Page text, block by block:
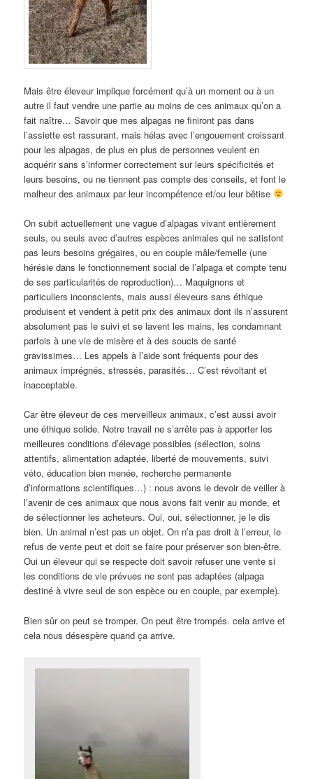
Mais être éleveur implique forcément qu’à un moment ou à un
autre il faut vendre une partie au moins de ces animaux qu’on a
fait naître… Savoir que mes alpagas ne finiront pas dans
l’assiette est rassurant, mais hélas avec l’engouement croissant
pour les alpagas, de plus en plus de personnes veulent en
acquérir sans s’informer correctement sur leurs spécificités et
leurs besoins, ou ne tiennent pas compte des conseils, et font le
malheur des animaux par leur incompétence et/ou leur bêtise
On subit actuellement une vague d’alpagas vivant entièrement
seuls, ou seuls avec d’autres espèces animales qui ne satisfont
pas leurs besoins grégaires, ou en couple mâle/femelle (une
hérésie dans le fonctionnement social de l’alpaga et compte tenu
de ses particularités de reproduction)… Maquignons et
particuliers inconscients, mais aussi éleveurs sans éthique
produisent et vendent à petit prix des animaux dont ils n’assurent
absolument pas le suivi et se lavent les mains, les condamnant
parfois à une vie de misère et à des soucis de santé
gravissimes… Les appels à l’aide sont fréquents pour des
animaux imprégnés, stressés, parasités… C’est révoltant et
inacceptable.
Car être éleveur de ces merveilleux animaux, c’est aussi avoir
une éthique solide. Notre travail ne s’arrête pas à apporter les
meilleures conditions d’élevage possibles (sélection, soins
attentifs, alimentation adaptée, liberté de mouvements, suivi
véto, éducation bien menée, recherche permanente
d’informations scientifiques…) : nous avons le devoir de veiller à
l’avenir de ces animaux que nous avons fait venir au monde, et
de sélectionner les acheteurs. Oui, oui, sélectionner, je le dis
bien. Un animal n’est pas un objet. On n’a pas droit à l’erreur, le
refus de vente peut et doit se faire pour préserver son bien-être.
Oui un éleveur qui se respecte doit savoir refuser une vente si
les conditions de vie prévues ne sont pas adaptées (alpaga
destiné à vivre seul de son espèce ou en couple, par exemple).
Bien sûr on peut se tromper. On peut être trompés. cela arrive et
cela nous désespère quand ça arrive.